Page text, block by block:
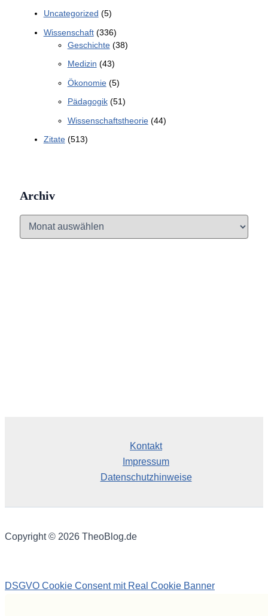
Uncategorized (5)
Wissenschaft(336)
Geschichte(38)
Medizin (43)
Ökonomie(5)
Pädagogik(51)
Wissenschaftstheorie(44)
Zitate(513)
Archiv
Kontakt
Impressum
Datenschutzhinweise
Copyright © 2026 TheoBlog.de
DSGVO Cookie Consent mit Real Cookie Banner